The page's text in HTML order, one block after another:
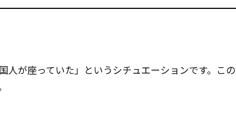
が座っていた」というシチュエーションです。こ